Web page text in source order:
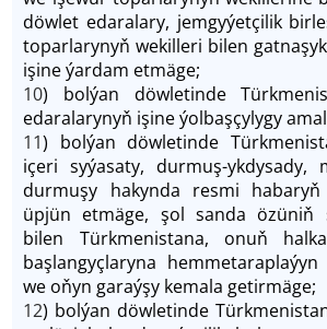
döwlet edaralary, jemgyýetçilik
toparlarynyň wekilleri bilen
işine ýardam etmäge;
10) bolýan döwletinde
edaralarynyň işine ýolbaşçylygy
11) bolýan döwletinde
içeri syýasaty, durmuş-ykdysady,
durmuşy hakynda resmi habaryň
üpjün etmäge, şol sanda özüniň
bilen Türkmenistana, onuň
başlangyçlaryna
we oňyn garaýşy kemala getirmäge;
12) bolýan döwletinde